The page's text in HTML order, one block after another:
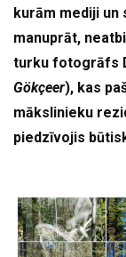
kurām mediji un
manuprāt,
turku fotogrāfs
Gökçeer), kas
mākslinieku
piedzīvojis